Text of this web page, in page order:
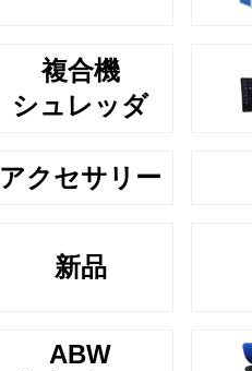
複合機
シュレッダ
アクセサリー
新品
ABW